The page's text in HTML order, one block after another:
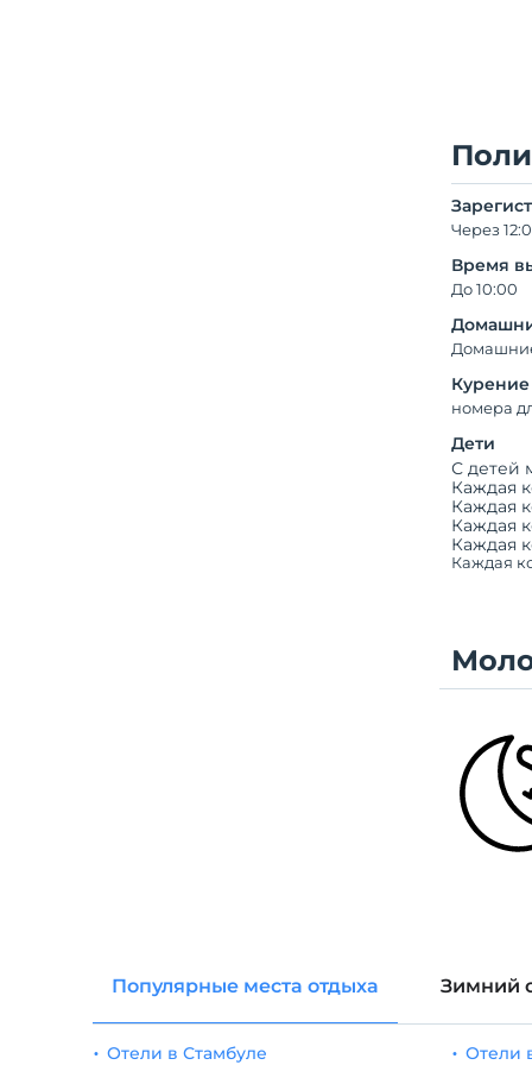
Через
Время
До 10:00
Курение
номера
Дети
С детей
Каждая
Каждая
Каждая
Каждая
Каждая
Популярные места отдыха Зимний
Отели в Стамбуле Отели